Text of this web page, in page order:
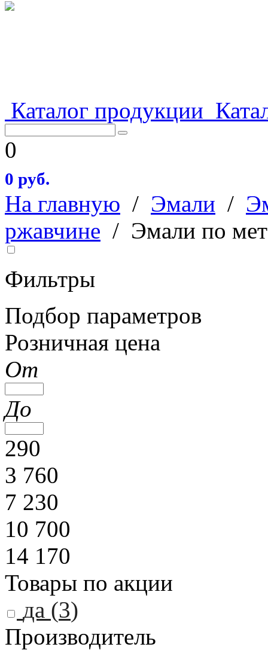
Каталог продукции
0
0 руб.
На главную / Эмали /
ржавчине / Эмали по
Фильтры
Подбор параметров
Розничная цена
От
До
290
3 760
7 230
10 700
14 170
Товары по акции
да (3)
Производитель